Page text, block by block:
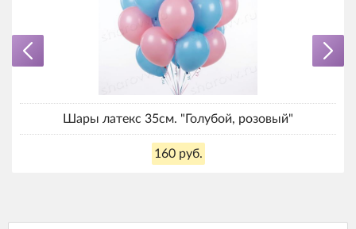
Шары латекс 35см. "Голубой, розовый"
160 руб.